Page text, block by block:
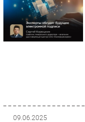
09.06.2025